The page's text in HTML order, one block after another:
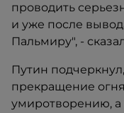
проводить
и уже после
Пальмиру", -
Путин
прекращение
умиротворению, а